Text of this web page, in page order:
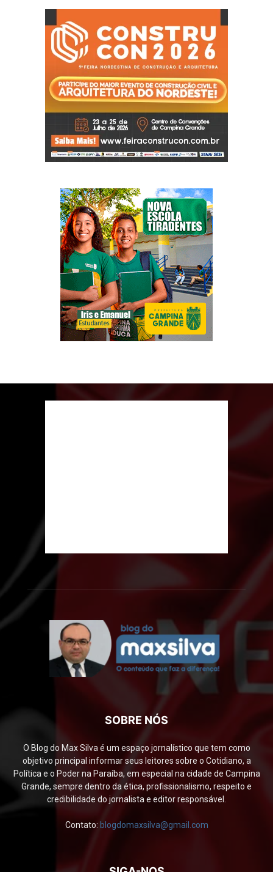
SOBRE NÓS
O Blog do Max Silva é um espaço jornalístico que tem como
objetivo principal informar seus leitores sobre o Cotidiano, a
Política e o Poder na Paraíba, em especial na cidade de Campina
Grande, sempre dentro da ética, profissionalismo, respeito e
credibilidade do jornalista e editor responsável.
Contato: blogdomaxsilva@gmail.com